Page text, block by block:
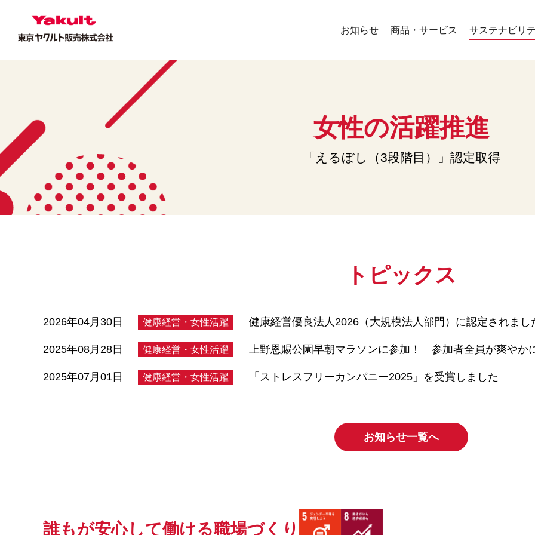
お知らせ 商品・サービス サステナビリ
女性の活躍推進
「えるぼし（3段階目）」認定取得
トピックス
2026年04月30日 健康経営・女性活躍 健康経営優良法人2026（大規模法人部門）に認定されまし
2025年08月28日 健康経営・女性活躍 上野恩賜公園早朝マラソンに参加！ 参加者全員が爽やか
2025年07月01日 健康経営・女性活躍 「ストレスフリーカンパニー2025」を受賞しました
お知らせ一覧へ
誰もが安心して働ける職場づくり